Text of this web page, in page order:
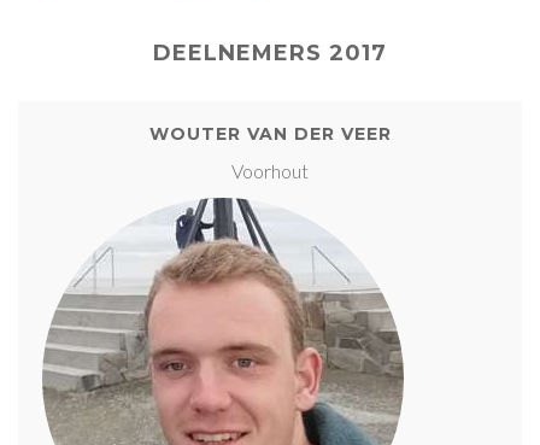
DEELNEMERS 2017
WOUTER VAN DER VEER
Voorhout